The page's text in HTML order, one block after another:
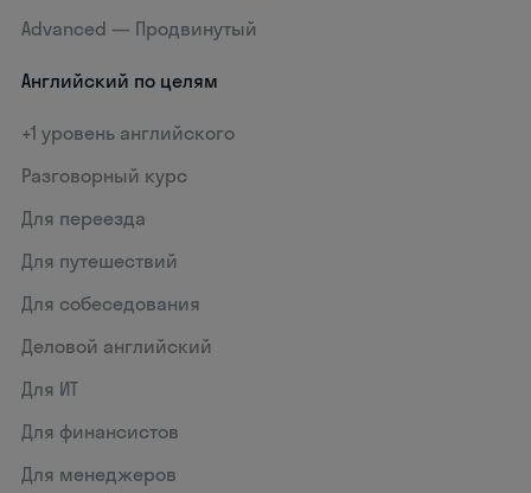
Advanced — Продвинутый
Английский по целям
+1 уровень английского
Разговорный курс
Для переезда
Для путешествий
Для собеседования
Деловой английский
Для ИТ
Для финансистов
Для менеджеров